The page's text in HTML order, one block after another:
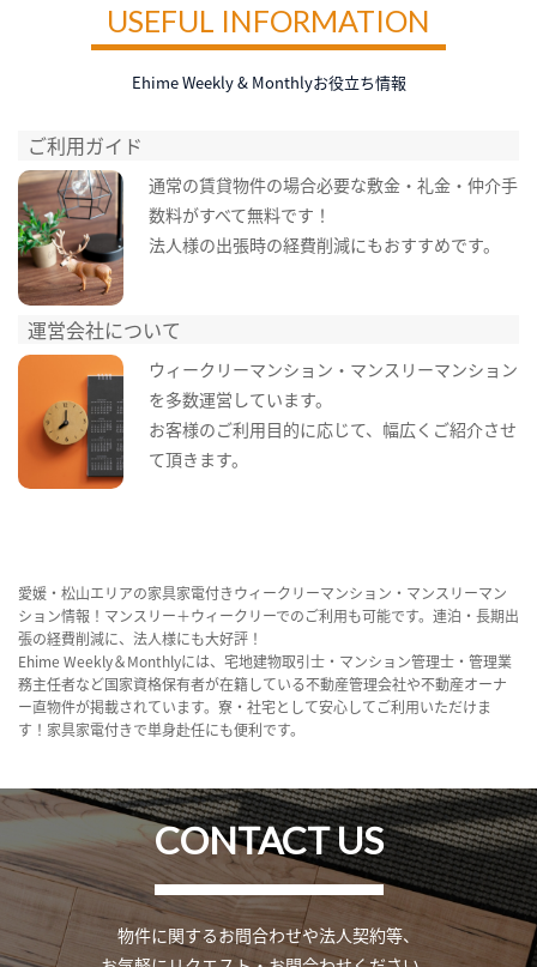
USEFUL INFORMATION
Ehime Weekly & Monthlyお役立ち情報
ご利用ガイド
通常の賃貸物件の場合必要な敷金・礼金・仲介手
数料がすべて無料です！
法人様の出張時の経費削減にもおすすめです。
運営会社について
ウィークリーマンション・マンスリーマンション
を多数運営しています。
お客様のご利用目的に応じて、幅広くご紹介させ
て頂きます。
愛媛・松山エリアの家具家電付きウィークリーマンション・マンスリーマン
ション情報！マンスリー＋ウィークリーでのご利用も可能です。連泊・長期出
張の経費削減に、法人様にも大好評！
Ehime Weekly＆Monthlyには、宅地建物取引士・マンション管理士・管理業
務主任者など国家資格保有者が在籍している不動産管理会社や不動産オーナ
ー直物件が掲載されています。寮・社宅として安心してご利用いただけま
す！家具家電付きで単身赴任にも便利です。
CONTACT US
物件に関するお問合わせや法人契約等、